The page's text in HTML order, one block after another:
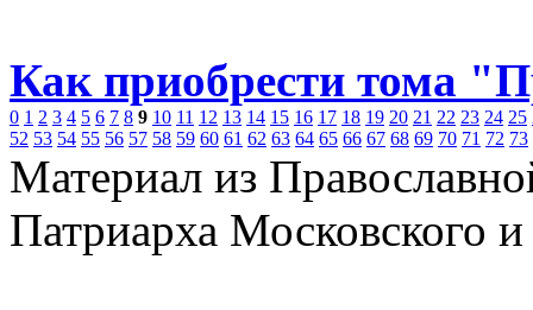
Как приобрести тома
0 1 2 3 4 5 6 7 8 9 10 11 12 13 14 15 16 17 18 19 20 21 22 23 24 25
52 53 54 55 56 57 58 59 60 61 62 63 64 65 66 67 68 69 70 71 72 73
Материал из
Патриарха Московского